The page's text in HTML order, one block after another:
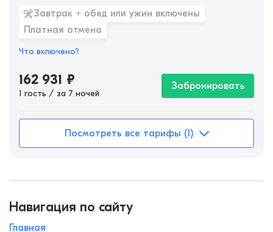
Завтрак + обед или ужин включены
Платная отмена
Что включено?
162 931 ₽
1 гость / за 7 ночей
Забронировать
Посмотреть все тарифы (1)
Навигация по сайту
Главная